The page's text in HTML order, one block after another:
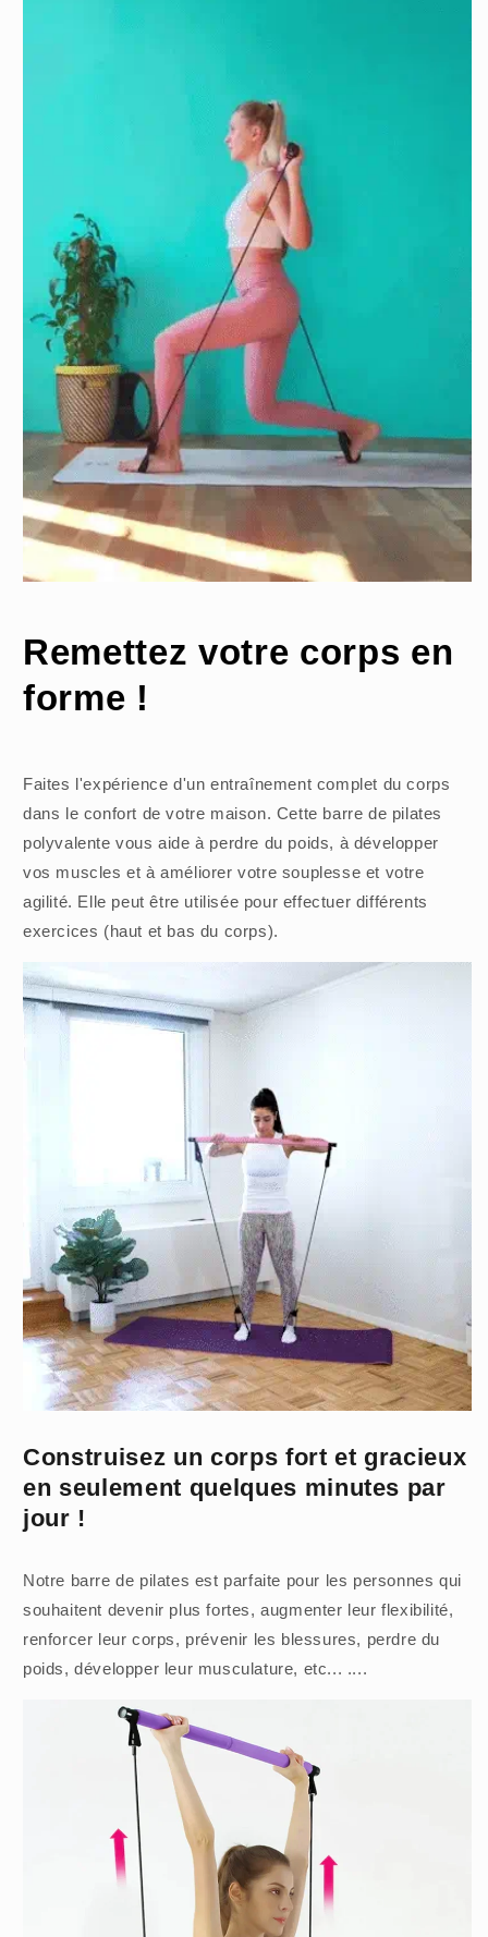
Remettez votre corps en
forme !
Faites l'expérience d'un entraînement complet du corps
dans le confort de votre maison. Cette barre de pilates
polyvalente vous aide à perdre du poids, à développer
vos muscles et à améliorer votre souplesse et votre
agilité. Elle peut être utilisée pour effectuer différents
exercices (haut et bas du corps).
Construisez un corps fort et gracieux
en seulement quelques minutes par
jour !
Notre barre de pilates est parfaite pour les personnes qui
souhaitent devenir plus fortes, augmenter leur flexibilité,
renforcer leur corps, prévenir les blessures, perdre du
poids, développer leur musculature, etc... ....